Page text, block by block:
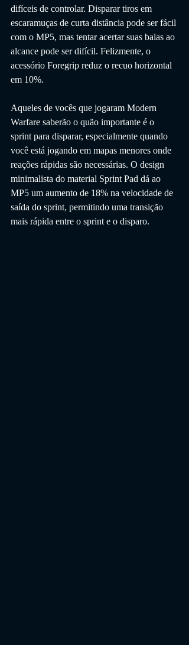
difíceis de controlar. Disparar tiros em
escaramuças de curta distância pode ser fácil
com o MP5, mas tentar acertar suas balas ao
alcance pode ser difícil. Felizmente, o
acessório Foregrip reduz o recuo horizontal
em 10%.
Aqueles de vocês que jogaram Modern
Warfare saberão o quão importante é o
sprint para disparar, especialmente quando
você está jogando em mapas menores onde
reações rápidas são necessárias. O design
minimalista do material Sprint Pad dá ao
MP5 um aumento de 18% na velocidade de
saída do sprint, permitindo uma transição
mais rápida entre o sprint e o disparo.